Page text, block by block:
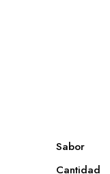
Sabor
Cantidad